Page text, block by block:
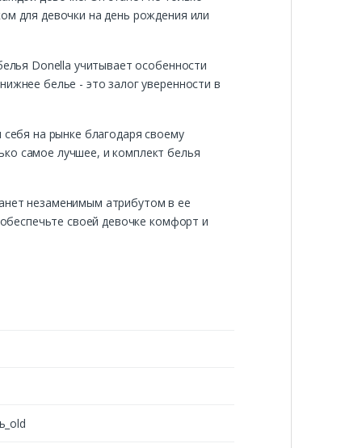
для девочки на день рождения или
Donella учитывает особенности
белье - это залог уверенности в
на рынке благодаря своему
самое лучшее, и комплект белья
незаменимым атрибутом в ее
своей девочке комфорт и